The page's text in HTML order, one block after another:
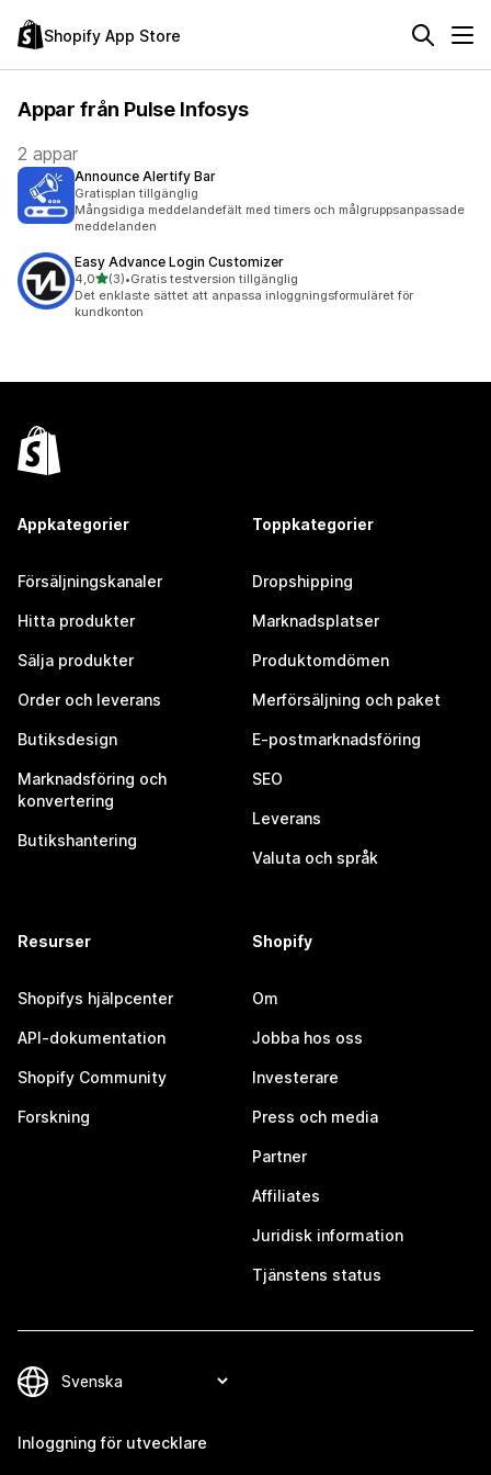
Shopify App Store
Appar från Pulse Infosys
2 appar
Announce Alertify Bar
Gratisplan tillgänglig
Mångsidiga meddelandefält med timers och målgruppsanpassade
meddelanden
Easy Advance Login Customizer
4,0av 5 stjärnor
(3)
3 recensioner totalt
•Gratis testversion tillgänglig
Det enklaste sättet att anpassa inloggningsformuläret för
kundkonton
Appkategorier
Försäljningskanaler
Hitta produkter
Sälja produkter
Order och leverans
Butiksdesign
Marknadsföring och
konvertering
Butikshantering
Toppkategorier
Dropshipping
Marknadsplatser
Produktomdömen
Merförsäljning och paket
E-postmarknadsföring
SEO
Leverans
Valuta och språk
Resurser
Shopifys hjälpcenter
API-dokumentation
Shopify Community
Forskning
Shopify
Om
Jobba hos oss
Investerare
Press och media
Partner
Affiliates
Juridisk information
Tjänstens status
Inloggning för utvecklare